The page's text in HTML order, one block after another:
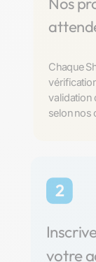
Chaque
validation
selon nos
2
votre